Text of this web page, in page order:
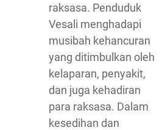
raksasa. Penduduk
Vesali menghadapi
musibah kehancuran
yang ditimbulkan oleh
kelaparan, penyakit,
dan juga kehadiran
para raksasa. Dalam
kesedihan dan